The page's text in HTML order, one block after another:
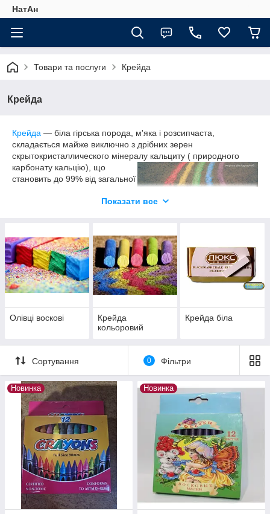
НатАн
Товари та послуги Крейда
Крейда
Крейда — біла гірська порода, м'яка і розсипчаста,
складається майже виключно з дрібних зерен
скрытокристаллического мінералу кальциту ( природного
карбонату кальцію), що
становить до 99% від загальної
виготовляється з природного
всі домішки і вже чистому мелу
надають певну форму. Білий
крейда широко використовується в освітніх установах.
Кольорова крейда
виготовляють з природного білого крейди з
додаванням барвника. Великою популярністю кольорова
Крейда закрійника
— незмінне зброю будь-якого кравця.
Призначений для нанесення тимчасового контуру викрійки на
Показати все
Олівці воскові
Крейда
кольоровий
Крейда біла
Сортування 0 Фільтри
Новинка Новинка